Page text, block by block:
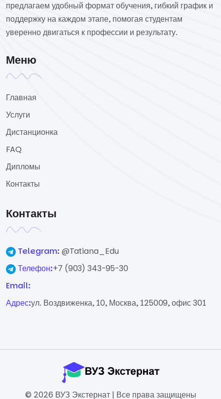
предлагаем удобный формат обучения, гибкий график и
поддержку на каждом этапе, помогая студентам
уверенно двигаться к профессии и результату.
Меню
Главная
Услуги
Дистанционка
FAQ
Дипломы
Контакты
Контакты
Telegram: @Tatiana_Edu
Телефон:+7 (903) 343-95-30
Email:
Адрес:ул. Воздвиженка, 10, Москва, 125009, офис 301
© 2026 ВУЗ Экстернат | Все права защищены